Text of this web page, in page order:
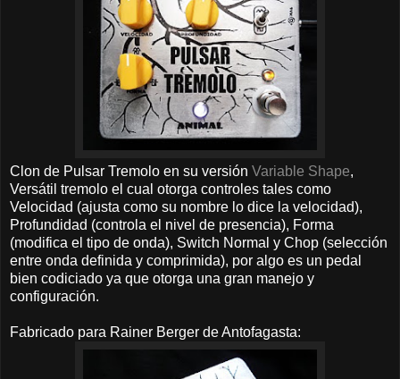
Clon de Pulsar Tremolo en su versión Variable Shape,
Versátil tremolo el cual otorga controles tales como
Velocidad (ajusta como su nombre lo dice la velocidad),
Profundidad (controla el nivel de presencia), Forma
(modifica el tipo de onda), Switch Normal y Chop (selección
entre onda definida y comprimida), por algo es un pedal
bien codiciado ya que otorga una gran manejo y
configuración.
Fabricado para Rainer Berger de Antofagasta: